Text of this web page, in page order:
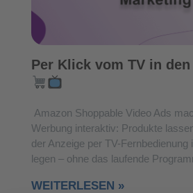
Per Klick vom TV in
Amazon Shoppable Video Ads
Werbung interaktiv: Produkte
der Anzeige per TV-Fernbedienung
legen – ohne das laufende
WEITERLESEN »